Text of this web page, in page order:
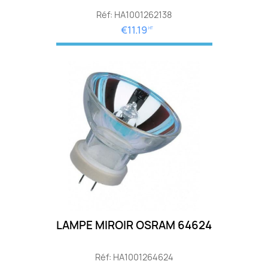
Réf: HA1001262138
€11.19 HT
LAMPE MIROIR OSRAM 64624
Réf: HA1001264624